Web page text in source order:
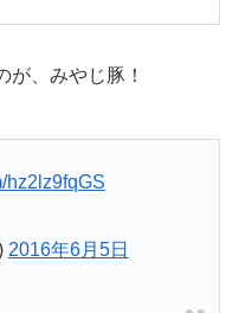
が、みやじ豚！
hz2lz9fqGS
2016年6月5日